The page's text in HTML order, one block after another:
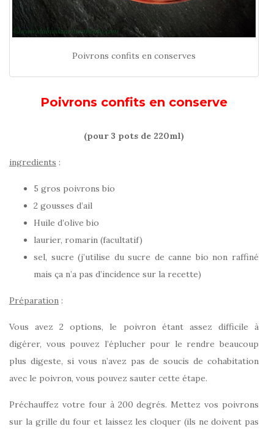
Poivrons confits en conserves
Poivrons confits en conserve
(pour 3 pots de 220ml)
ingredients :
5 gros poivrons bio
2 gousses d’ail
Huile d’olive bio
laurier, romarin (facultatif)
sel, sucre (j’utilise du sucre de canne bio non raffiné
mais ça n’a pas d’incidence sur la recette)
Préparation :
Vous avez 2 options, le poivron étant assez difficile à
digérer, vous pouvez l’éplucher pour le rendre beaucoup
plus digeste, si vous n’avez pas de soucis de cohabitation
avec le poivron, vous pouvez sauter cette étape.
Préchauffez votre four à 200 degrés. Mettez vos poivrons
sur la grille du four et laissez les cloquer (ils ne doivent pas